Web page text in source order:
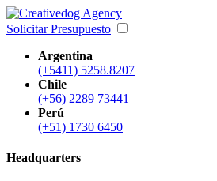
Solicitar Presupuesto
Argentina
(+5411) 5258.8207
Chile
(+56) 2289 73441
Perú
(+51) 1730 6450
Headquarters